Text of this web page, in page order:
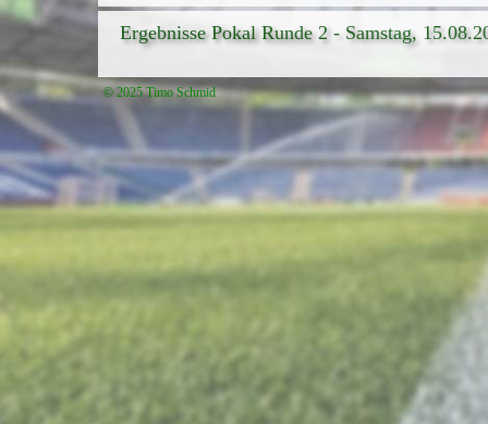
Ergebnisse Pokal Runde 2 - Samstag,
© 2025 Timo Schmid